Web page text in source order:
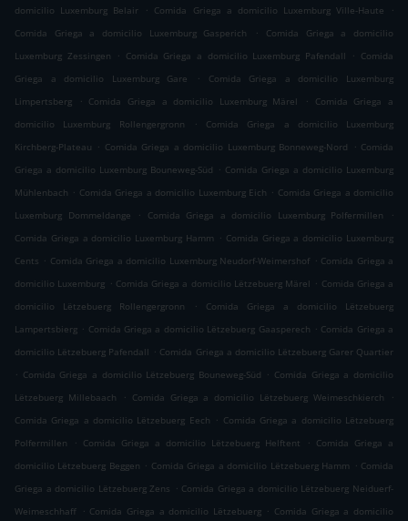
domicilio Luxemburg Belair
. Comida Griega a domicilio Luxemburg Ville-Haute
.
Comida Griega a domicilio Luxemburg Gasperich
.
Comida Griega a domicilio
Luxemburg Zessingen
. Comida Griega a domicilio Luxemburg Pafendall . Comida
Griega a domicilio Luxemburg Gare
.
Comida Griega a domicilio Luxemburg
Limpertsberg
. Comida Griega a domicilio Luxemburg Märel .
Comida Griega a
domicilio Luxemburg Rollengergronn
.
Comida Griega a domicilio Luxemburg
Kirchberg-Plateau . Comida Griega a domicilio Luxemburg Bonneweg-Nord . Comida
Griega a domicilio Luxemburg Bouneweg-Süd . Comida Griega a domicilio Luxemburg
Mühlenbach . Comida Griega a domicilio Luxemburg Eich . Comida Griega a domicilio
Luxemburg Dommeldange
. Comida Griega a domicilio Luxemburg Polfermillen
.
Comida Griega a domicilio Luxemburg Hamm . Comida Griega a domicilio Luxemburg
Cents . Comida Griega a domicilio Luxemburg Neudorf-Weimershof . Comida Griega a
domicilio Luxemburg . Comida Griega a domicilio Lëtzebuerg Märel . Comida Griega a
domicilio Lëtzebuerg Rollengergronn
.
Comida Griega a domicilio Lëtzebuerg
Lampertsbierg . Comida Griega a domicilio Lëtzebuerg Gaasperech . Comida Griega a
domicilio Lëtzebuerg Pafendall . Comida Griega a domicilio Lëtzebuerg Garer Quartier
. Comida Griega a domicilio Lëtzebuerg Bouneweg-Süd . Comida Griega a domicilio
Lëtzebuerg Millebaach
. Comida Griega a domicilio Lëtzebuerg Weimeschkierch
.
Comida Griega a domicilio Lëtzebuerg Eech . Comida Griega a domicilio Lëtzebuerg
Polfermillen
. Comida Griega a domicilio Lëtzebuerg Helftent . Comida Griega a
domicilio Lëtzebuerg Beggen . Comida Griega a domicilio Lëtzebuerg Hamm . Comida
Griega a domicilio Lëtzebuerg Zens . Comida Griega a domicilio Lëtzebuerg Neiduerf-
Weimeschhaff . Comida Griega a domicilio Lëtzebuerg . Comida Griega a domicilio